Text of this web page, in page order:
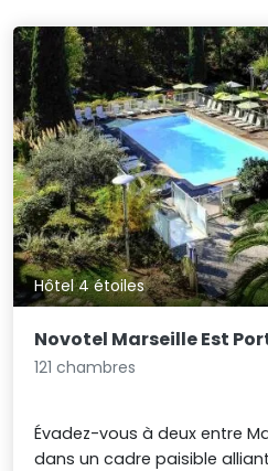
Hôtel 4 étoiles
Novotel Marseille Est
121 chambres
Évadez-vous à deux entre
dans un cadre paisible